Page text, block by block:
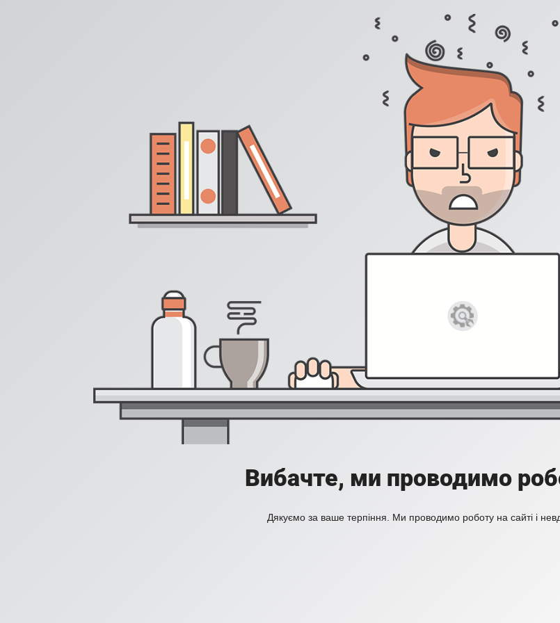
Вибачте, ми проводимо
Дякуємо за ваше терпіння. Ми проводимо роботу на сайті і